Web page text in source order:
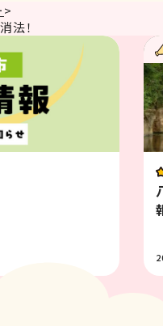
>
法！
サキの杜イベント情